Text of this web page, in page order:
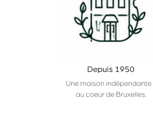
Depuis 1950
Une maison indépendante
au coeur de Bruxelles.